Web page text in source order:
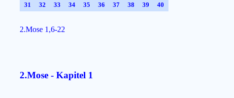
31
32 33 34 35 36 37 38 39 40
2.Mose 1,6-22
2.Mose - Kapitel 1